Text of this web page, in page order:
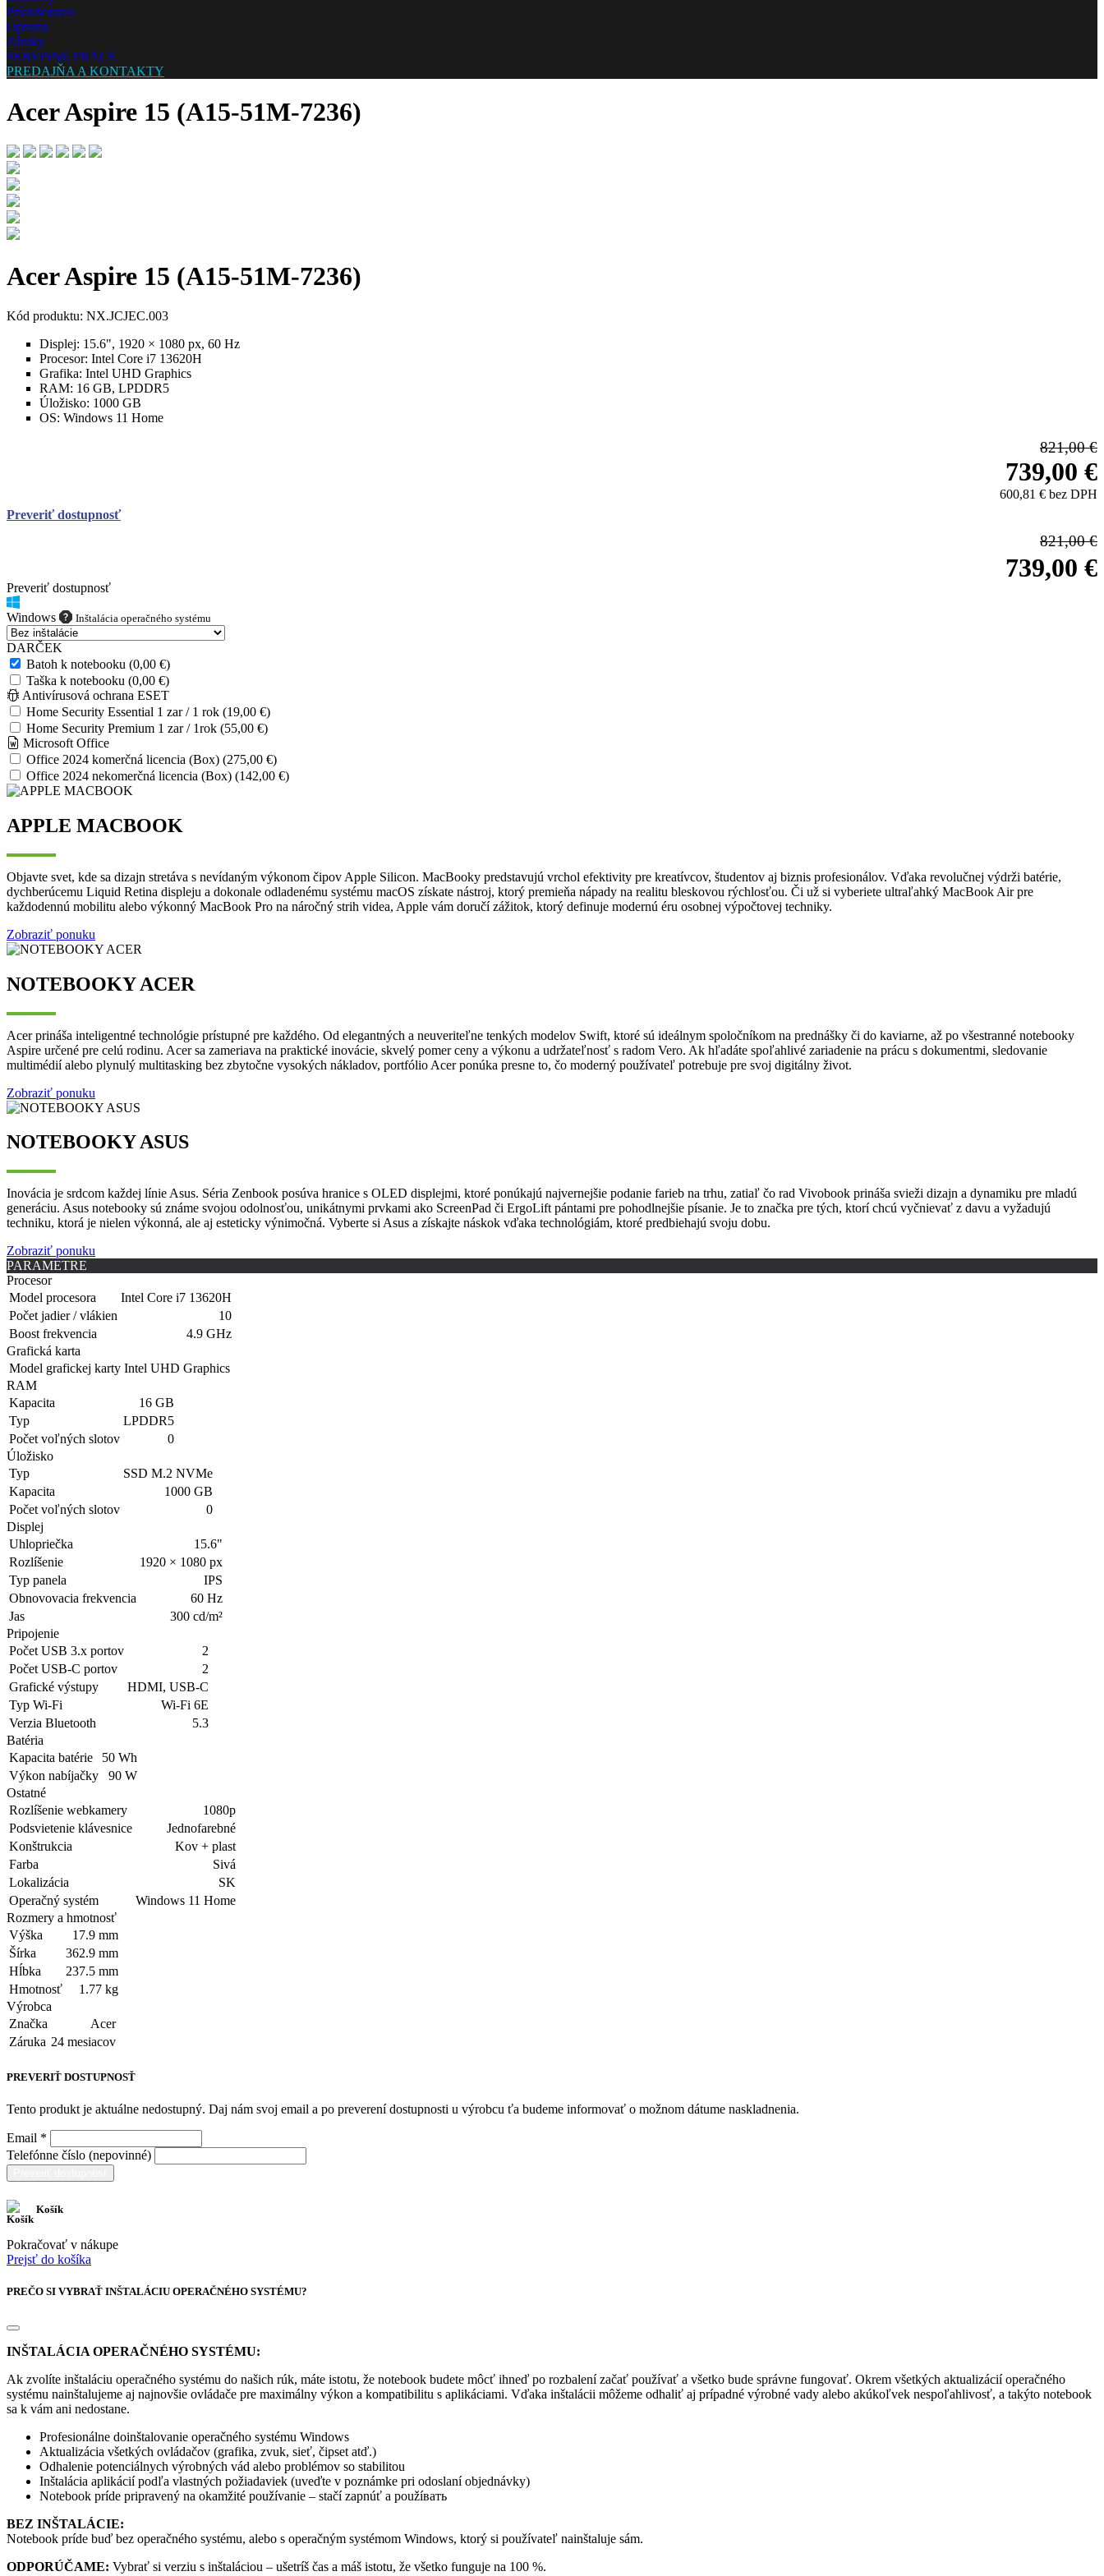
Príslušenstvo
Optoma
Záruky
SERVISNÉ PRÁCE
PREDAJŇA A KONTAKTY
Acer Aspire 15 (A15-51M-7236)
Acer Aspire 15 (A15-51M-7236)
Kód produktu: NX.JCJEC.003
Displej: 15.6", 1920 × 1080 px, 60 Hz
Procesor: Intel Core i7 13620H
Grafika: Intel UHD Graphics
RAM: 16 GB, LPDDR5
Úložisko: 1000 GB
OS: Windows 11 Home
821,00 €
739,00 €
600,81 € bez DPH
Preveriť dostupnosť
821,00 €
739,00 €
Preveriť dostupnosť
Windows Inštalácia operačného systému
DARČEK
Batoh k notebooku (0,00 €)
Taška k notebooku (0,00 €)
Antivírusová ochrana ESET
Home Security Essential 1 zar / 1 rok (19,00 €)
Home Security Premium 1 zar / 1rok (55,00 €)
Microsoft Office
Office 2024 komerčná licencia (Box) (275,00 €)
Office 2024 nekomerčná licencia (Box) (142,00 €)
APPLE MACBOOK
Objavte svet, kde sa dizajn stretáva s nevídaným výkonom čipov Apple Silicon. MacBooky predstavujú vrchol efektivity pre kreatívcov, študentov aj biznis profesionálov. Vďaka revolučnej výdrži batérie,
dychberúcemu Liquid Retina displeju a dokonale odladenému systému macOS získate nástroj, ktorý premieňa nápady na realitu bleskovou rýchlosťou. Či už si vyberiete ultraľahký MacBook Air pre
každodennú mobilitu alebo výkonný MacBook Pro na náročný strih videa, Apple vám doručí zážitok, ktorý definuje modernú éru osobnej výpočtovej techniky.
Zobraziť ponuku
NOTEBOOKY ACER
Acer prináša inteligentné technológie prístupné pre každého. Od elegantných a neuveriteľne tenkých modelov Swift, ktoré sú ideálnym spoločníkom na prednášky či do kaviarne, až po všestranné notebooky
Aspire určené pre celú rodinu. Acer sa zameriava na praktické inovácie, skvelý pomer ceny a výkonu a udržateľnosť s radom Vero. Ak hľadáte spoľahlivé zariadenie na prácu s dokumentmi, sledovanie
multimédií alebo plynulý multitasking bez zbytočne vysokých nákladov, portfólio Acer ponúka presne to, čo moderný používateľ potrebuje pre svoj digitálny život.
Zobraziť ponuku
NOTEBOOKY ASUS
Inovácia je srdcom každej línie Asus. Séria Zenbook posúva hranice s OLED displejmi, ktoré ponúkajú najvernejšie podanie farieb na trhu, zatiaľ čo rad Vivobook prináša svieži dizajn a dynamiku pre mladú
generáciu. Asus notebooky sú známe svojou odolnosťou, unikátnymi prvkami ako ScreenPad či ErgoLift pántami pre pohodlnejšie písanie. Je to značka pre tých, ktorí chcú vyčnievať z davu a vyžadujú
techniku, ktorá je nielen výkonná, ale aj esteticky výnimočná. Vyberte si Asus a získajte náskok vďaka technológiám, ktoré predbiehajú svoju dobu.
Zobraziť ponuku
PARAMETRE
Procesor
Model procesora
Intel Core i7 13620H
Počet jadier / vlákien
10
Boost frekvencia
4.9 GHz
Grafická karta
Model grafickej karty Intel UHD Graphics
RAM
Kapacita
16 GB
Typ
LPDDR5
Počet voľných slotov
0
Úložisko
Typ
SSD M.2 NVMe
Kapacita
1000 GB
Počet voľných slotov
0
Displej
Uhlopriečka
15.6"
Rozlíšenie
1920 × 1080 px
Typ panela
IPS
Obnovovacia frekvencia
60 Hz
Jas
300 cd/m²
Pripojenie
Počet USB 3.x portov
2
Počet USB-C portov
2
Grafické výstupy
HDMI, USB-C
Typ Wi-Fi
Wi-Fi 6E
Verzia Bluetooth
5.3
Batéria
Kapacita batérie
50 Wh
Výkon nabíjačky
90 W
Ostatné
Rozlíšenie webkamery
1080p
Podsvietenie klávesnice
Jednofarebné
Konštrukcia
Kov + plast
Farba
Sivá
Lokalizácia
SK
Operačný systém
Windows 11 Home
Rozmery a hmotnosť
Výška
17.9 mm
Šírka
362.9 mm
Hĺbka
237.5 mm
Hmotnosť
1.77 kg
Výrobca
Značka
Acer
Záruka 24 mesiacov
PREVERIŤ DOSTUPNOSŤ
Tento produkt je aktuálne nedostupný. Daj nám svoj email a po preverení dostupnosti u výrobcu ťa budeme informovať o možnom dátume naskladnenia.
Email *
Telefónne číslo (nepovinné)
Košík
Pokračovať v nákupe
Prejsť do košíka
PREČO SI VYBRAŤ INŠTALÁCIU OPERAČNÉHO SYSTÉMU?
INŠTALÁCIA OPERAČNÉHO SYSTÉMU:
Ak zvolíte inštaláciu operačného systému do našich rúk, máte istotu, že notebook budete môcť ihneď po rozbalení začať používať a všetko bude správne fungovať. Okrem všetkých aktualizácií operačného
systému nainštalujeme aj najnovšie ovládače pre maximálny výkon a kompatibilitu s aplikáciami. Vďaka inštalácii môžeme odhaliť aj prípadné výrobné vady alebo akúkoľvek nespoľahlivosť, a takýto notebook
sa k vám ani nedostane.
Profesionálne doinštalovanie operačného systému Windows
Aktualizácia všetkých ovládačov (grafika, zvuk, sieť, čipset atď.)
Odhalenie potenciálnych výrobných vád alebo problémov so stabilitou
Inštalácia aplikácií podľa vlastných požiadaviek (uveďte v poznámke pri odoslaní objednávky)
Notebook príde pripravený na okamžité používanie – stačí zapnúť a použíвать
BEZ INŠTALÁCIE:
Notebook príde buď bez operačného systému, alebo s operačným systémom Windows, ktorý si používateľ nainštaluje sám.
ODPORÚČAME: Vybrať si verziu s inštaláciou – ušetríš čas a máš istotu, že všetko funguje na 100 %.